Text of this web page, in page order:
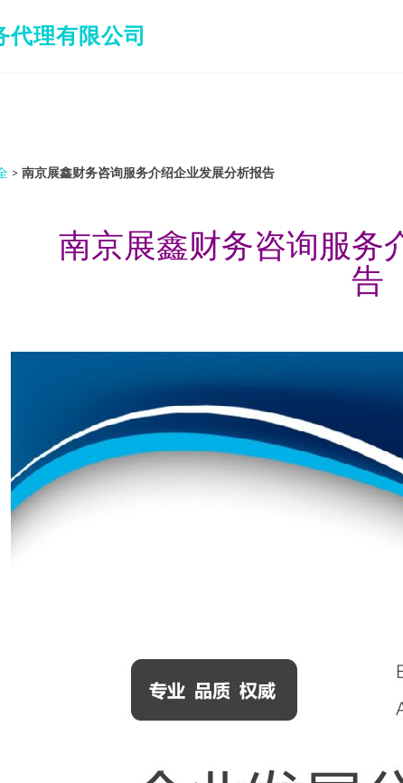
代理有限公司
> 南京展鑫财务咨询服务介绍企业发展分析报告
南京展鑫财务咨询服务
告